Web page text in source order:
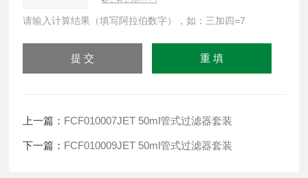
请输入计算结果（填写阿拉伯数字），如：三加四=7
上一篇： FCF010007JET 50ml管式过滤器套装
下一篇： FCF010009JET 50ml管式过滤器套装